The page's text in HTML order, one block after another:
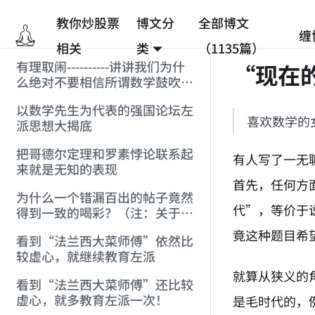
教你炒股票
相关
博文分
类
全部博文
（1135篇）
缠
有理取闹----------讲讲我们为什
么绝对不要相信所谓数学鼓吹的
贴)
以数学先生为代表的强国论坛左
派思想大揭底
把哥德尔定理和罗素悖论联系起
来就是无知的表现
为什么一个错漏百出的帖子竟然
得到一致的喝彩？（注：关于罗
看到“法兰西大菜师傅”依然比
较虚心，就继续教育左派
看到“法兰西大菜师傅”还比较
虚心，就多教育左派一次！
“现在
喜欢数学的
有人写了一
首先，任何方
代”，等价于
竟这种题目希
就算从狭义的
是毛时代的